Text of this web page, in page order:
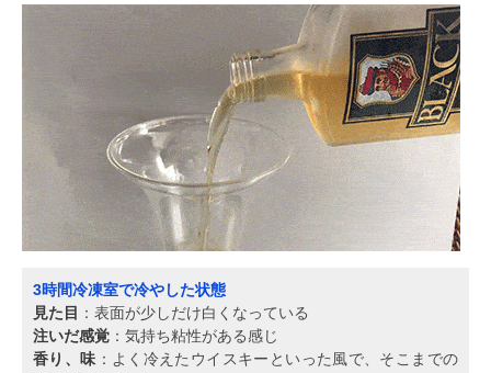
3時間冷凍室で冷やした状態
見た目 ：表面が少しだけ白くなっている
注いだ感覚 ：気持ち粘性がある感じ
香り、味 ：よく冷えたウイスキーといった風で、そこまでの